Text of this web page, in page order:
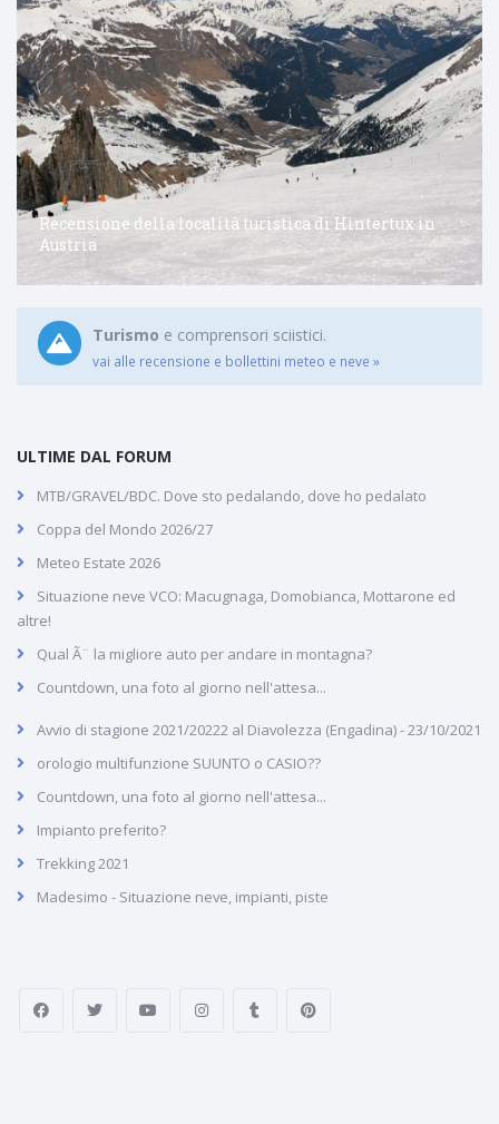
Recensione della località turistica di Hintertux in
Austria
Turismo e comprensori sciistici.
vai alle recensione e bollettini meteo e neve »
ULTIME DAL FORUM
MTB/GRAVEL/BDC. Dove sto pedalando, dove ho pedalato
Coppa del Mondo 2026/27
Meteo Estate 2026
Situazione neve VCO: Macugnaga, Domobianca, Mottarone ed
altre!
Qual Ã¨ la migliore auto per andare in montagna?
Countdown, una foto al giorno nell'attesa...
Avvio di stagione 2021/20222 al Diavolezza (Engadina) - 23/10/2021
orologio multifunzione SUUNTO o CASIO??
Countdown, una foto al giorno nell'attesa...
Impianto preferito?
Trekking 2021
Madesimo - Situazione neve, impianti, piste